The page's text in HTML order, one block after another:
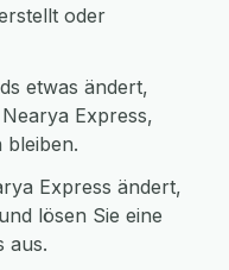
oder
etwas ändert,
Express,
bleiben.
Express ändert,
lösen Sie eine
aus.